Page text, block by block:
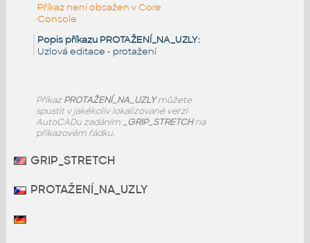
Příkaz není obsažen v Core
Console
Popis příkazu PROTAŽENÍ_NA_UZLY:
Uzlová editace - protažení
PříkazPROTAŽENÍ_NA_UZLYmůžete
spustit v jakékoliv lokalizované verzi
AutoCADu zadáním _GRIP_STRETCHna
příkazovém řádku.
GRIP_STRETCH
PROTAŽENÍ_NA_UZLY